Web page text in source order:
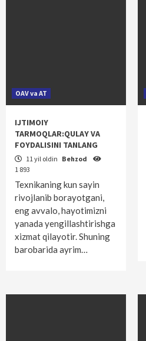
OAV va AT
IJTIMOIY
TARMOQLAR:QULAY VA
FOYDALISINI TANLANG
11 yil oldin Behzod
1 893
Texnikaning kun sayin
rivojlanib borayotgani,
eng avvalo, hayotimizni
yanada yengillashtirishga
xizmat qilayotir. Shuning
barobarida ayrim…